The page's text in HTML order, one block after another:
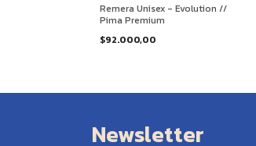
Remera Unisex - Evolution //
Pima Premium
$92.000,00
Newsletter